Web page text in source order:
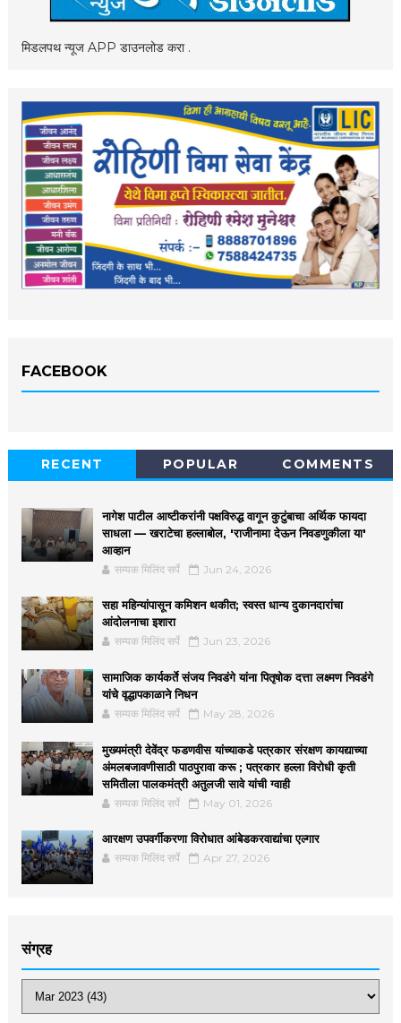
मिडलपथ न्यूज APP डाउनलोड करा .
FACEBOOK
RECENT POPULAR COMMENTS
नागेश पाटील आष्टीकरांनी पक्षविरुद्ध वागून कुटुंबाचा अर्थिक फायदा
साधला — खराटेचा हल्लाबोल, 'राजीनामा देऊन निवडणुकीला या'
आव्हान
सम्यक मिलिंद सर्पे Jun 24, 2026
सहा महिन्यांपासून कमिशन थकीत; स्वस्त धान्य दुकानदारांचा
आंदोलनाचा इशारा
सम्यक मिलिंद सर्पे Jun 23, 2026
सामाजिक कार्यकर्ते संजय निवडंगे यांना पितृषोक दत्ता लक्ष्मण निवडंगे
यांचे वृद्धापकाळाने निधन
सम्यक मिलिंद सर्पे May 28, 2026
मुख्यमंत्री देवेंद्र फडणवीस यांच्याकडे पत्रकार संरक्षण कायद्याच्या
अंमलबजावणीसाठी पाठपुरावा करू ; पत्रकार हल्ला विरोधी कृती
समितीला पालकमंत्री अतुलजी सावे यांची ग्वाही
सम्यक मिलिंद सर्पे May 01, 2026
आरक्षण उपवर्गीकरणा विरोधात आंबेडकरवाद्यांचा एल्गार
सम्यक मिलिंद सर्पे Apr 27, 2026
संग्रह